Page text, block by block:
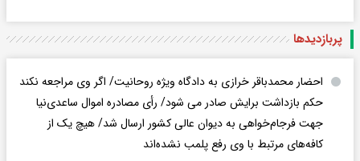
پربازدید‌ها
احضار محمدباقر خرازی به دادگاه ویژه روحانیت/ اگر وی مراجعه نکند
حکم بازداشت برایش صادر می شود/ رأی مصادره اموال ساعدی‌نیا
جهت فرجام‌خواهی به دیوان عالی کشور ارسال شد/ هیچ یک از
کافه‌های مرتبط با وی رفع پلمب نشده‌اند